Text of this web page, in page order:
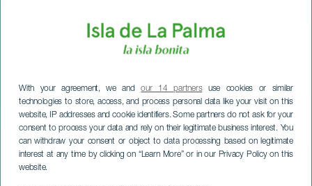
With your agreement, we andour 14 partnersuse cookies or similar
technologies to store, access, and process personal data like your visit on this
website, IP addresses and cookie identifiers. Some partners do not ask for your
consent to process your data and rely on their legitimate business interest. You
can withdraw your consent or object to data processing based on legitimate
interest at any time by clicking on “Learn More” or in our Privacy Policy on this
website.